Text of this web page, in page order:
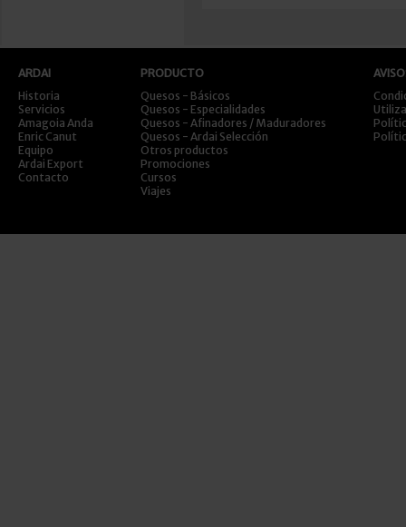
ARDAI
Historia
Servicios
Amagoia Anda
Enric Canut
Equipo
Ardai Export
Contacto
PRODUCTO
Quesos - Básicos
Quesos - Especialidades
Quesos - Afinadores / Maduradores
Quesos - Ardai Selección
Otros productos
Promociones
Cursos
Viajes